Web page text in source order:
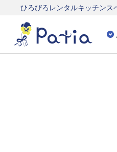
ひろびろレンタルキッチンス